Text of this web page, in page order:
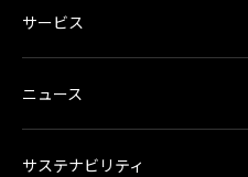
サービス
ニュース
サステナビリティ